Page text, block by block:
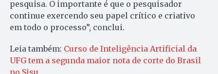
pesquisa. O importante é que o pesquisador
continue exercendo seu papel crítico e criativo
em todo o processo”, conclui.
Leia também: Curso de Inteligência Artificial da
UFG tem a segunda maior nota de corte do Brasil
no Sisu